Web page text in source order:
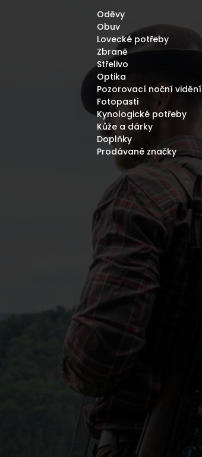
Oděvy
Obuv
Lovecké potřeby
Zbraně
Střelivo
Optika
Pozorovací noční vidění
Fotopasti
Kynologické potřeby
Kůže a dárky
Doplňky
Prodávané značky